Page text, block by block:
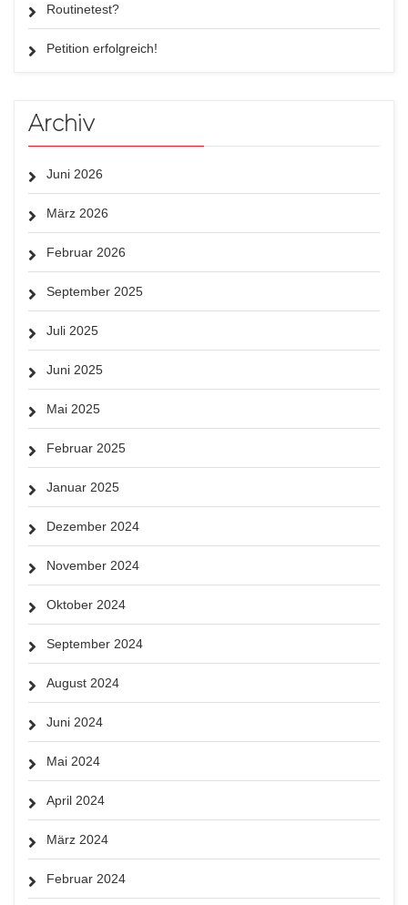
Routinetest?
Petition erfolgreich!
Archiv
Juni 2026
März 2026
Februar 2026
September 2025
Juli 2025
Juni 2025
Mai 2025
Februar 2025
Januar 2025
Dezember 2024
November 2024
Oktober 2024
September 2024
August 2024
Juni 2024
Mai 2024
April 2024
März 2024
Februar 2024